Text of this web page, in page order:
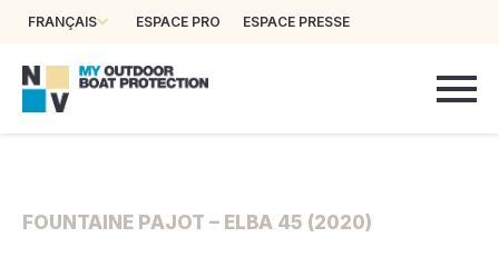
FRANÇAIS ESPACE PRO ESPACE PRESSE
FOUNTAINE PAJOT – ELBA 45 (2020)